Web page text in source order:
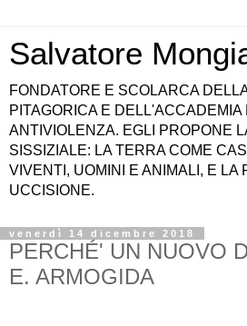
Salvatore
FONDATORE E SCOLARCA
PITAGORICA E DELL'ACCADEMIA
ANTIVIOLENZA. EGLI PROPONE
SISSIZIALE: LA TERRA COME
VIVENTI, UOMINI E ANIMALI, E LA
UCCISIONE.
venerdì 14 dicembre 2018
PERCHÉ' UN NUOVO
E. ARMOGIDA